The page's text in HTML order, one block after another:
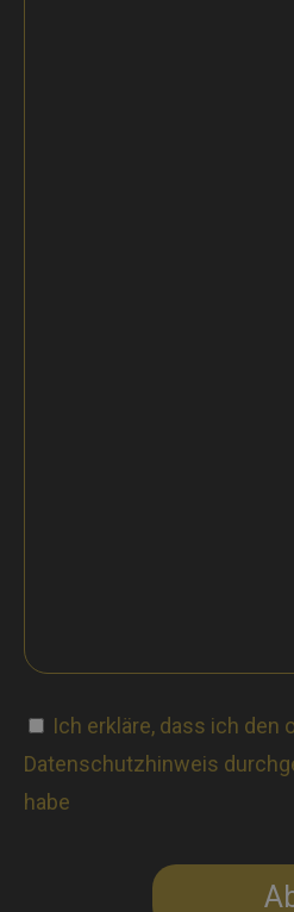
Ich erkläre, dass ich den
Datenschutzhinweis
habe